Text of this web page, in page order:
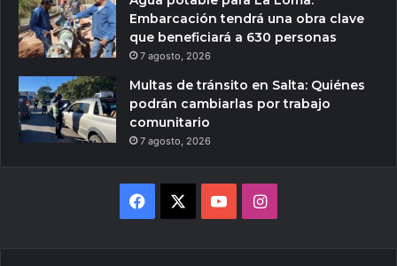
Embarcación tendrá una obra clave
que beneficiará a 630 personas
7 agosto, 2026
Multas de tránsito en Salta: Quiénes
podrán cambiarlas por trabajo
comunitario
7 agosto, 2026
Facebook YouTubeInstagram